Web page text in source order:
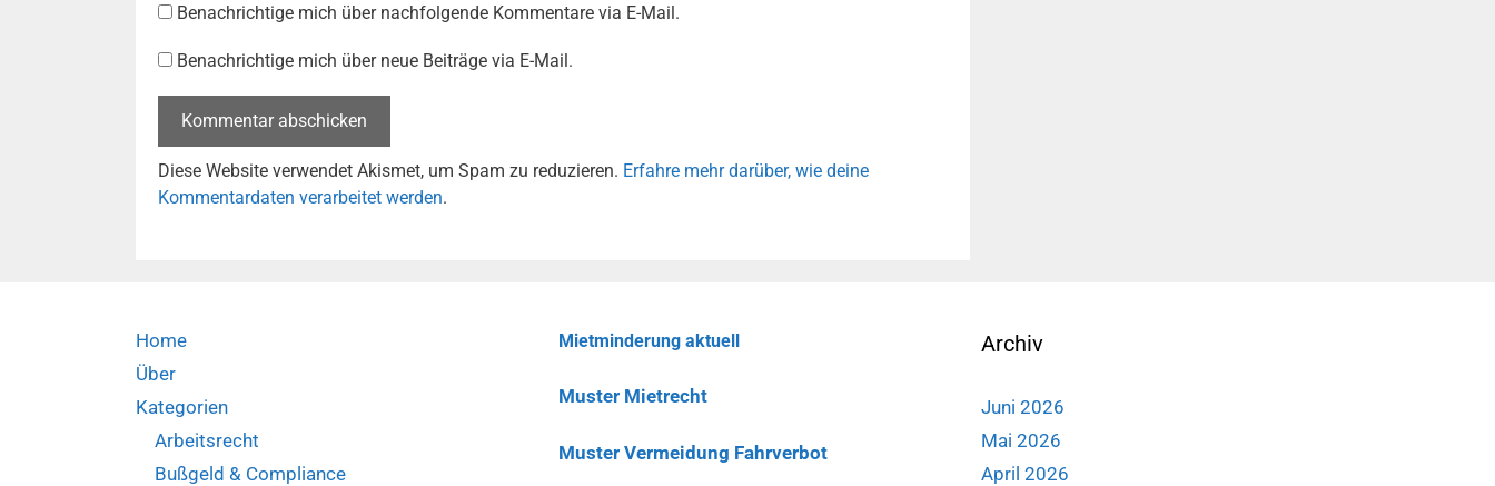
Benachrichtige mich über nachfolgende Kommentare via E-Mail.
Benachrichtige mich über neue Beiträge via E-Mail.
Diese Website verwendet Akismet, um Spam zu reduzieren. Erfahre mehr darüber, wie deine
Kommentardaten verarbeitet werden.
Home
Über
Kategorien
Arbeitsrecht
Bußgeld & Compliance
Mietminderung aktuell
Muster Mietrecht
Muster Vermeidung Fahrverbot
Archiv
Juni 2026
Mai 2026
April 2026